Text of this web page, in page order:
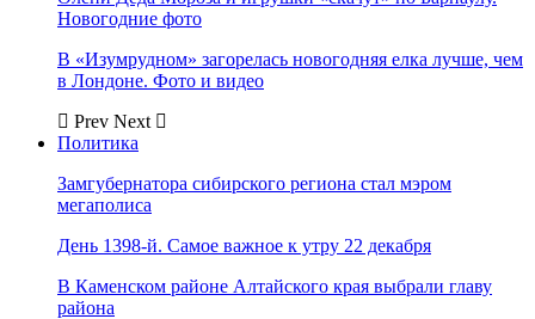
Новогодние фото
В «Изумрудном» загорелась новогодняя елка лучше, чем
в Лондоне. Фото и видео
Prev Next
Политика
Замгубернатора сибирского региона стал мэром
мегаполиса
День 1398-й. Самое важное к утру 22 декабря
В Каменском районе Алтайского края выбрали главу
района